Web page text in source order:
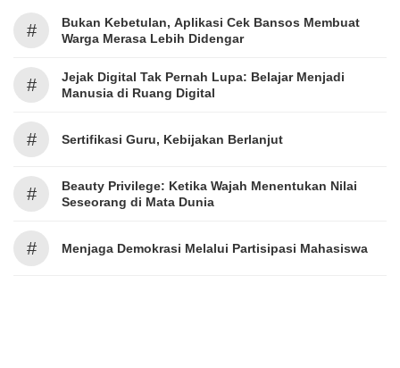
#
Bukan Kebetulan, Aplikasi Cek Bansos Membuat
Warga Merasa Lebih Didengar
#
Jejak Digital Tak Pernah Lupa: Belajar Menjadi
Manusia di Ruang Digital
# Sertifikasi Guru, Kebijakan Berlanjut
#
Beauty Privilege: Ketika Wajah Menentukan Nilai
Seseorang di Mata Dunia
# Menjaga Demokrasi Melalui Partisipasi Mahasiswa